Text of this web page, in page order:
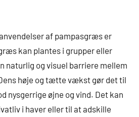
af pampasgræs er
kan plantes i grupper eller
naturlig og visuel barriere mellem
høje og tætte vækst gør det til
nysgerrige øjne og vind. Det kan
i haver eller til at adskille